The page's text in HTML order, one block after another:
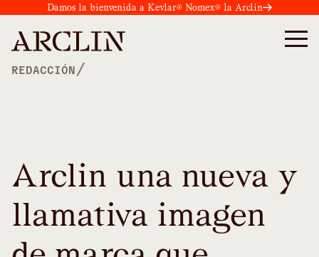
Damos la bienvenida a Kevlar® Nomex® la Arclin
REDACCIÓN /
Arclin una nueva y
llamativa imagen